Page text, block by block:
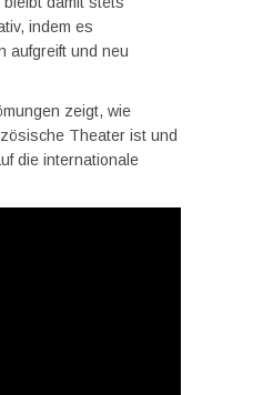
indem es
aufgreift und neu
zeigt, wie
Theater ist und
die internationale